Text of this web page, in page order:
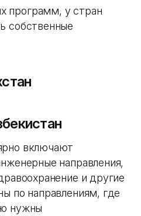
программ, у стран
собственные
включают
направления,
и другие
по направлениям, где
нужны